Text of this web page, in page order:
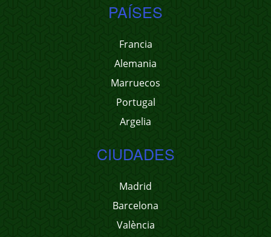
PAÍSES
Francia
Alemania
Marruecos
Portugal
Argelia
CIUDADES
Madrid
Barcelona
València